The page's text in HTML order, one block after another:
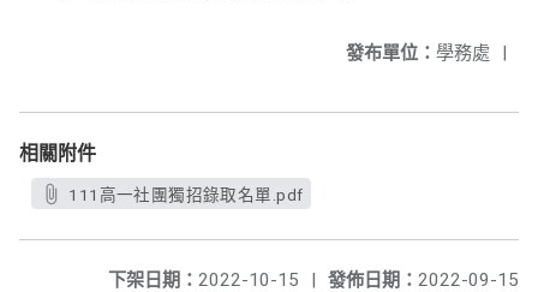
發布單位： 學務處 |
相關附件
111高一社團獨招錄取名單.pdf
發佈日期： 2022-09-15
下架日期： 2022-10-15
|